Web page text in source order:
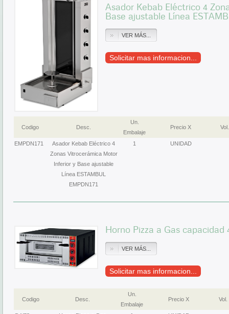
Asador Kebab Eléctrico 4
Base ajustable Línea
VER MÁS...
Solicitar mas informacion...
Codigo Desc.
Un.
Embalaje
Precio X Vol.
EMPDN171
Asador Kebab Eléctrico 4
Zonas Vitrocerámica Motor
Inferior y Base ajustable
Línea ESTAMBUL
EMPDN171
1 UNIDAD
Horno Pizza a Gas
VER MÁS...
Solicitar mas informacion...
Codigo Desc.
Un.
Embalaje
Precio X Vol.